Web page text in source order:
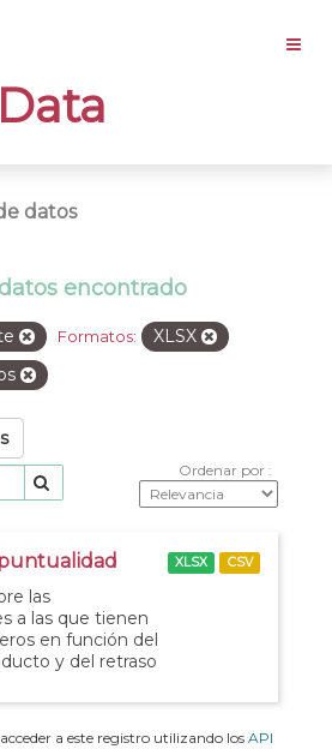
Data
datos
encontrado
Formatos: XLSX
Ordenar por
las
a las que tienen
en función del
y del retraso
XLSX CSV
a este registro utilizando los API